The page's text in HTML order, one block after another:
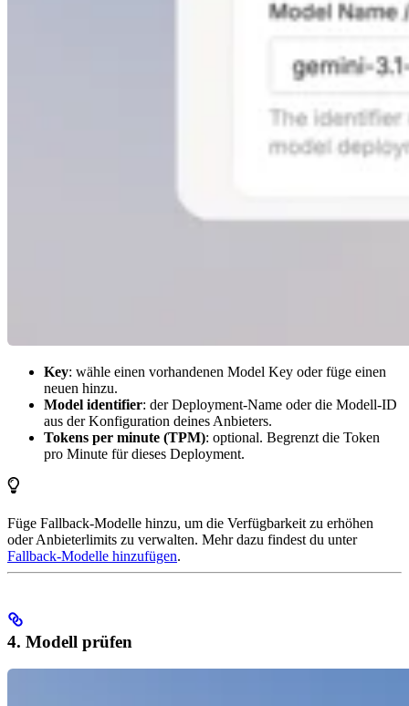
Key: wähle einen vorhandenen Model Key oder füge einen
neuen hinzu.
Model identifier: der Deployment-Name oder die Modell-ID
aus der Konfiguration deines Anbieters.
Tokens per minute (TPM): optional. Begrenzt die Token
pro Minute für dieses Deployment.
Füge Fallback-Modelle hinzu, um die Verfügbarkeit zu erhöhen
oder Anbieterlimits zu verwalten. Mehr dazu findest du unter
Fallback-Modelle hinzufügen.
4. Modell prüfen